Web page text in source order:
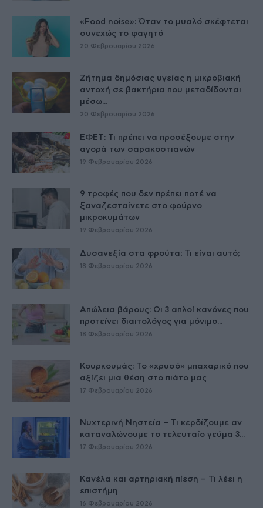
«Food noise»: Όταν το μυαλό σκέφτεται
συνεχώς το φαγητό
20 Φεβρουαρίου 2026
Ζήτημα δημόσιας υγείας η μικροβιακή
αντοχή σε βακτήρια που μεταδίδονται
μέσω...
20 Φεβρουαρίου 2026
ΕΦΕΤ: Τι πρέπει να προσέξουμε στην
αγορά των σαρακοστιανών
19 Φεβρουαρίου 2026
9 τροφές που δεν πρέπει ποτέ να
ξαναζεσταίνετε στο φούρνο
μικροκυμάτων
19 Φεβρουαρίου 2026
Δυσανεξία στα φρούτα; Τι είναι αυτό;
18 Φεβρουαρίου 2026
Απώλεια βάρους: Οι 3 απλοί κανόνες που
προτείνει διαιτολόγος για μόνιμο...
18 Φεβρουαρίου 2026
Κουρκουμάς: Το «χρυσό» μπαχαρικό που
αξίζει μια θέση στο πιάτο μας
17 Φεβρουαρίου 2026
Νυχτερινή Νηστεία – Τι κερδίζουμε αν
καταναλώνουμε το τελευταίο γεύμα 3...
17 Φεβρουαρίου 2026
Κανέλα και αρτηριακή πίεση – Τι λέει η
επιστήμη
16 Φεβρουαρίου 2026